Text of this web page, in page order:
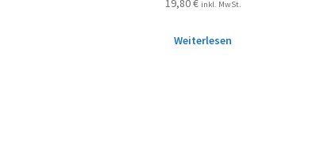
19,80€ inkl. MwSt.
Weiterlesen